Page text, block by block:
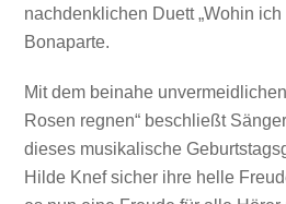
nachdenklichen Duett „Wohin
Bonaparte.
Mit dem beinahe
Rosen regnen“ beschließt
dieses musikalische
Hilde Knef sicher ihre helle